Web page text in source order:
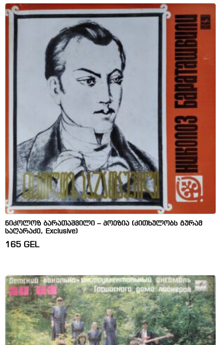
ნიკოლოზ ბარათაშვილი – პოეზია (კითხულობს გურამ
საღარაძე, Exclusive)
165 GEL